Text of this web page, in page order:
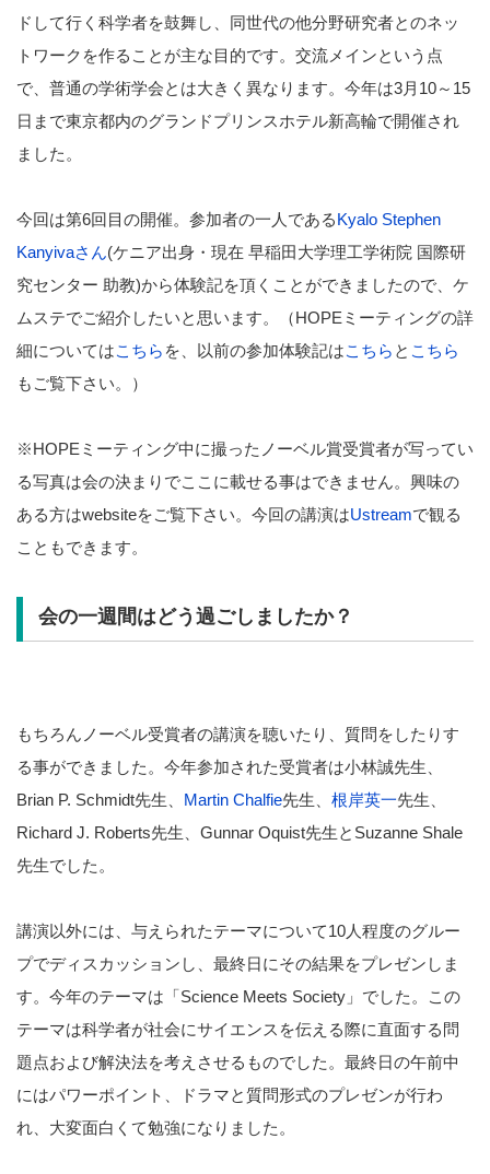
ドして行く科学者を鼓舞し、同世代の他分野研究者とのネッ
トワークを作ることが主な目的です。交流メインという点
で、普通の学術学会とは大きく異なります。今年は3月10～15
日まで東京都内のグランドプリンスホテル新高輪で開催され
ました。
今回は第6回目の開催。参加者の一人であるKyalo Stephen
Kanyivaさん(ケニア出身・現在 早稲田大学理工学術院 国際研
究センター 助教)から体験記を頂くことができましたので、ケ
ムステでご紹介したいと思います。（HOPEミーティングの詳
細についてはこちら を、以前の参加体験記はこちら と こちら
もご覧下さい。）
※HOPEミーティング中に撮ったノーベル賞受賞者が写ってい
る写真は会の決まりでここに載せる事はできません。興味の
ある方はwebsiteをご覧下さい。今回の講演はUstreamで観る
こともできます。
会の一週間はどう過ごしましたか？
もちろんノーベル受賞者の講演を聴いたり、質問をしたりす
る事ができました。今年参加された受賞者は小林誠先生、
Brian P. Schmidt先生、
Martin Chalfie先生、 根岸英一先生、
Richard J. Roberts先生、Gunnar Oquist先生とSuzanne Shale
先生でした。
講演以外には、与えられたテーマについて10人程度のグルー
プでディスカッションし、最終日にその結果をプレゼンしま
す。今年のテーマは「Science Meets Society」でした。この
テーマは科学者が社会にサイエンスを伝える際に直面する問
題点および解決法を考えさせるものでした。最終日の午前中
にはパワーポイント、ドラマと質問形式のプレゼンが行わ
れ、大変面白くて勉強になりました。